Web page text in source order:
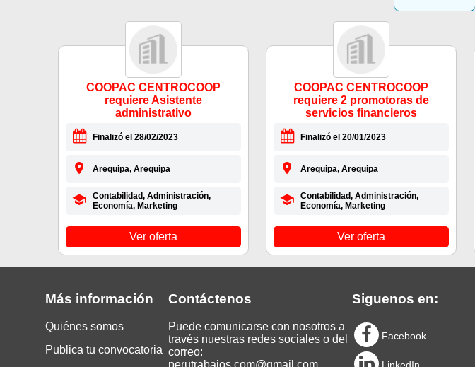
COOPAC CENTROCOOP
requiere Asistente
administrativo
Finalizó el 28/02/2023
Arequipa, Arequipa
Contabilidad, Administración,
Economía, Marketing
Ver oferta
COOPAC CENTROCOOP
requiere 2 promotoras de
servicios financieros
Finalizó el 20/01/2023
Arequipa, Arequipa
Contabilidad, Administración,
Economía, Marketing
Ver oferta
Más información
Quiénes somos
Publica tu convocatoria
Contáctenos
Puede comunicarse con nosotros a
través nuestras redes sociales o del
correo:
Siguenos en:
Facebook